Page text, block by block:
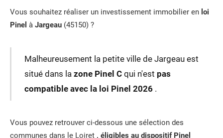
Vous souhaitez réaliser un investissement immobilier en loi
Pinel à Jargeau (45150) ?
Malheureusement la petite ville de Jargeau est
situé dans la zone Pinel Cqui n'est pas
compatible avec la loi Pinel 2026 .
Vous pouvez retrouver ci-dessous une sélection des
communes dans le Loiret , éligibles au dispositif Pinel